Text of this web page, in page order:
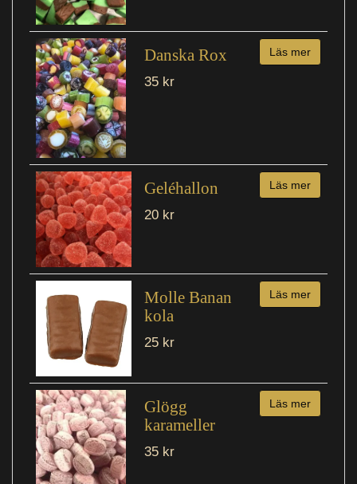
Danska Rox
35 kr
Läs mer
Geléhallon
20 kr
Läs mer
Molle Banan
kola
25 kr
Läs mer
Glögg
karameller
35 kr
Läs mer